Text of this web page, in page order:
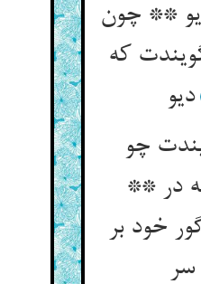
** چون
که
دیو
چو
در **
خود بر